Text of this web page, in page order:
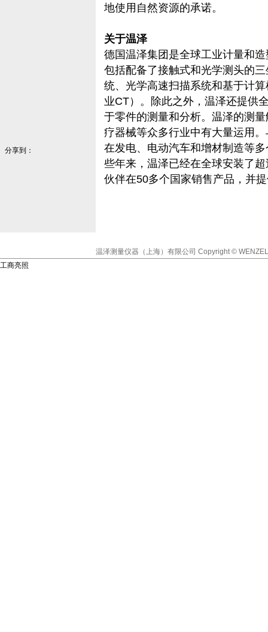
分享到：
地使用自然资源的承诺。
关于温泽
德国温泽集团是全球工业计量和
包括配备了接触式和光学测头的
统、光学高速扫描系统和基于计
业CT）。除此之外，温泽还提供
于零件的测量和分析。温泽的测
疗器械等众多行业中有大量运用
在发电、电动汽车和增材制造等
些年来，温泽已经在全球安装了
伙伴在50多个国家销售产品，并
温泽测量仪器（上海）有限公司 Copyright ©
工商亮照